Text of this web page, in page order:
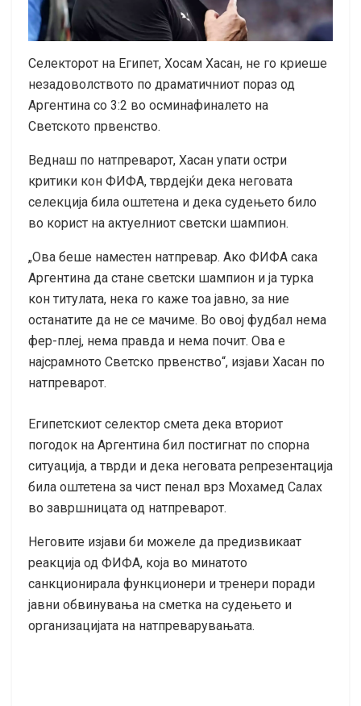
Селекторот на Египет, Хосам Хасан, не го криеше
незадоволството по драматичниот пораз од
Аргентина со 3:2 во осминафиналето на
Светското првенство.
Веднаш по натпреварот, Хасан упати остри
критики кон ФИФА, тврдејќи дека неговата
селекција била оштетена и дека судењето било
во корист на актуелниот светски шампион.
„Ова беше наместен натпревар. Ако ФИФА сака
Аргентина да стане светски шампион и ја турка
кон титулата, нека го каже тоа јавно, за ние
останатите да не се мачиме. Во овој фудбал нема
фер-плеј, нема правда и нема почит. Ова е
најсрамното Светско првенство“, изјави Хасан по
натпреварот.
Египетскиот селектор смета дека вториот
погодок на Аргентина бил постигнат по спорна
ситуација, а тврди и дека неговата репрезентација
била оштетена за чист пенал врз Мохамед Салах
во завршницата од натпреварот.
Неговите изјави би можеле да предизвикаат
реакција од ФИФА, која во минатото
санкционирала функционери и тренери поради
јавни обвинувања на сметка на судењето и
организацијата на натпреварувањата.